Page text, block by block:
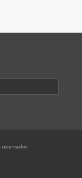
reservados